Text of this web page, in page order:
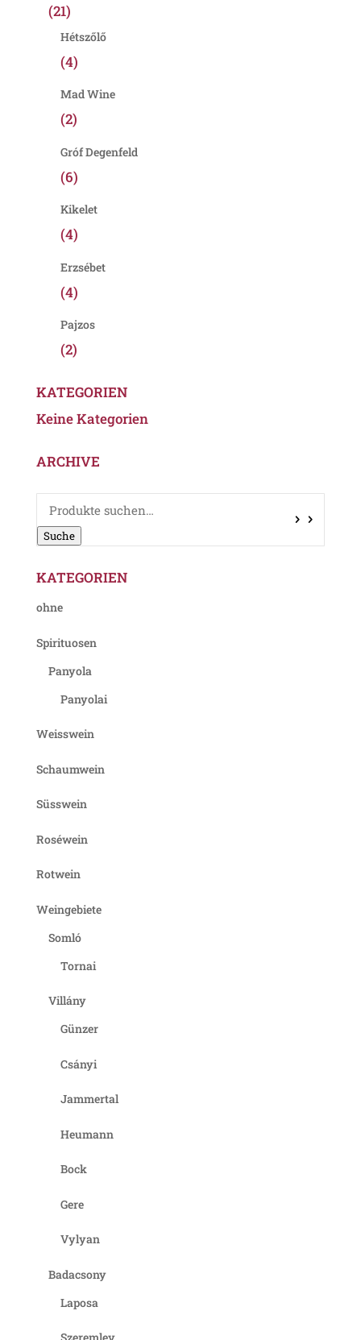
(21)
Hétszőlő
(4)
Mad Wine
(2)
Gróf Degenfeld
(6)
Kikelet
(4)
Erzsébet
(4)
Pajzos
(2)
KATEGORIEN
Keine Kategorien
ARCHIVE
Suche
nach:
Suche
KATEGORIEN
ohne
Spirituosen
Panyola
Panyolai
Weisswein
Schaumwein
Süsswein
Roséwein
Rotwein
Weingebiete
Somló
Tornai
Villány
Günzer
Csányi
Jammertal
Heumann
Bock
Gere
Vylyan
Badacsony
Laposa